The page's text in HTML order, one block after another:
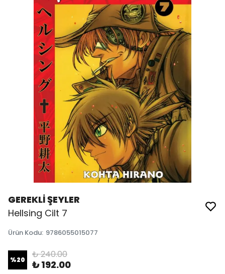
GEREKLİ ŞEYLER
Hellsing Cilt 7
Ürün Kodu: 9786055015077
%20 ₺ 240.00
₺ 192.00